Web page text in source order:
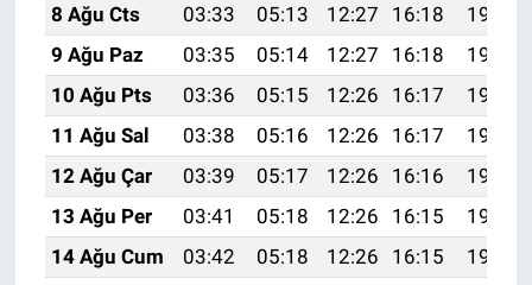
8 Ağu Cts
03:33 05:13 12:27 16:18
19:31
9 Ağu Paz
03:35 05:14 12:27 16:18
19:30
10 Ağu Pts
03:36 05:15 12:26 16:17
19:28
11 Ağu Sal
03:38 05:16 12:26 16:17
19:27
12 Ağu Çar
03:39 05:17 12:26 16:16
19:26
13 Ağu Per
03:41 05:18 12:26 16:15
19:25
14 Ağu Cum
03:42 05:18 12:26 16:15
19:23